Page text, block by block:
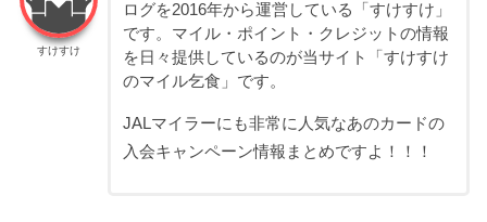
すけすけ
ログを2016年から運営している「すけすけ」
です。マイル・ポイント・クレジットの情報
を日々提供しているのが当サイト「すけすけ
のマイル乞食」です。
JALマイラーにも非常に人気なあのカードの
入会キャンペーン情報まとめですよ！！！